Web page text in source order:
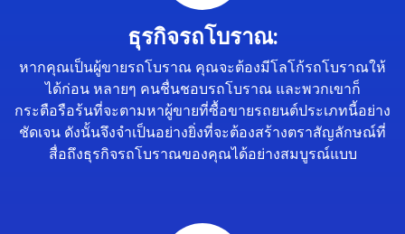
ธุรกิจรถโบราณ:
หากคุณเป็นผู้ขายรถโบราณ คุณจะต้องมีโลโก้รถโบราณให้
ได้ก่อน หลายๆ คนชื่นชอบรถโบราณ และพวกเขาก็
กระตือรือร้นที่จะตามหาผู้ขายที่ซื้อขายรถยนต์ประเภทนี้อย่าง
ชัดเจน ดังนั้นจึงจำเป็นอย่างยิ่งที่จะต้องสร้างตราสัญลักษณ์ที่
สื่อถึงธุรกิจรถโบราณของคุณได้อย่างสมบูรณ์แบบ